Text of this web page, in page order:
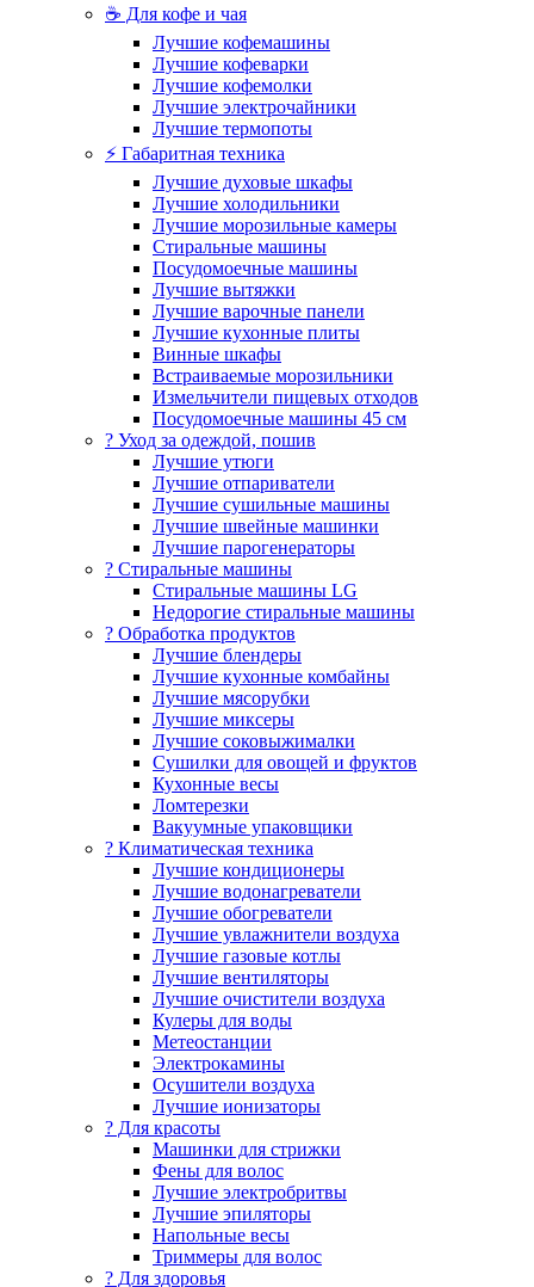
☕ Для кофе и чая
Лучшие кофемашины
Лучшие кофеварки
Лучшие кофемолки
Лучшие электрочайники
Лучшие термопоты
⚡ Габаритная техника
Лучшие духовые шкафы
Лучшие холодильники
Лучшие морозильные камеры
Стиральные машины
Посудомоечные машины
Лучшие вытяжки
Лучшие варочные панели
Лучшие кухонные плиты
Винные шкафы
Встраиваемые морозильники
Измельчители пищевых отходов
Посудомоечные машины 45 см
? Уход за одеждой, пошив
Лучшие утюги
Лучшие отпариватели
Лучшие сушильные машины
Лучшие швейные машинки
Лучшие парогенераторы
? Стиральные машины
Стиральные машины LG
Недорогие стиральные машины
? Обработка продуктов
Лучшие блендеры
Лучшие кухонные комбайны
Лучшие мясорубки
Лучшие миксеры
Лучшие соковыжималки
Сушилки для овощей и фруктов
Кухонные весы
Ломтерезки
Вакуумные упаковщики
?️ Климатическая техника
Лучшие кондиционеры
Лучшие водонагреватели
Лучшие обогреватели
Лучшие увлажнители воздуха
Лучшие газовые котлы
Лучшие вентиляторы
Лучшие очистители воздуха
Кулеры для воды
Метеостанции
Электрокамины
Осушители воздуха
Лучшие ионизаторы
? Для красоты
Машинки для стрижки
Фены для волос
Лучшие электробритвы
Лучшие эпиляторы
Напольные весы
Триммеры для волос
? Для здоровья